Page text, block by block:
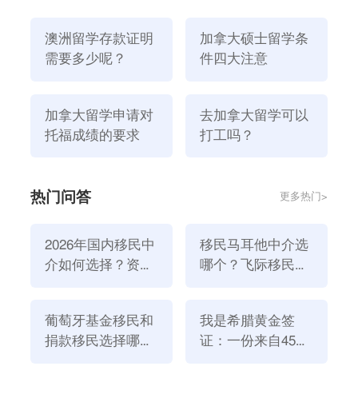
五、教师类
以上就是为大家分享的澳洲移民的内容了，如果想要了
澳洲留学存款证明
需要多少呢？
加拿大硕士留学条
件四大注意
加拿大留学申请对
托福成绩的要求
去加拿大留学可以
打工吗？
热门问答 更多热门>
2026年国内移民中
介如何选择？资
移民马耳他中介选
哪个？飞际移民是
葡萄牙基金移民和
捐款移民选择哪个
我是希腊黄金签
证：一份来自45亿